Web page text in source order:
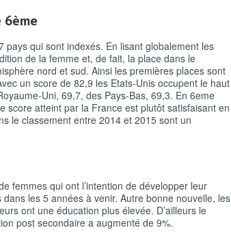
6ème
pays qui sont indexés. En lisant globalement les
de la femme et, de fait, la place dans le
nord et sud. Ainsi les premières places sont
un score de 82,9 les Etats-Unis occupent le haut
Uni, 69,7, des Pays-Bas, 69,3. En 6eme
score atteint par la France est plutôt satisfaisant en
le classement entre 2014 et 2015 sont un
femmes qui ont l’intention de développer leur
les 5 années à venir. Autre bonne nouvelle, les
ont une éducation plus élevée. D’ailleurs le
post secondaire a augmenté de 9%.